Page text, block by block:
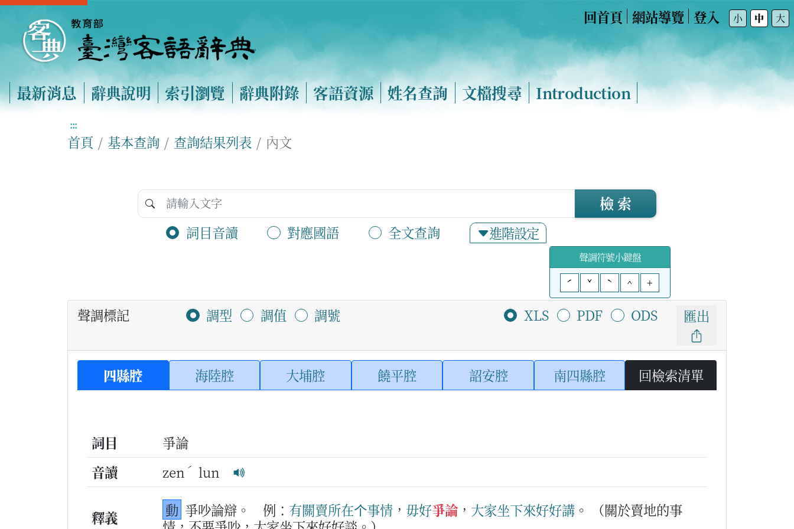
回首頁 網站導覽 登入 小 中 大
最新消息 辭典說明 索引瀏覽 辭典附錄 客語資源 姓名查詢 文檔搜尋 Introduction
:::
首頁 基本查詢 查詢結果列表 內文
詞目音讀 對應國語 全文查詢 進階設定
檢 索
聲調符號小鍵盤
ˊ
ˇ ˋ ^ +
聲調標記 調型 調值 調號 XLS PDF ODS 匯出
四縣腔 海陸腔 大埔腔 饒平腔 詔安腔 南四縣腔 回檢索清單
詞目
爭論
音讀
zen ˊ lun
釋義 動 爭吵論辯。 例： 有關賣所在个事情 ， 毋好爭論 ， 大家坐下來好好講 。
（關於賣地的事